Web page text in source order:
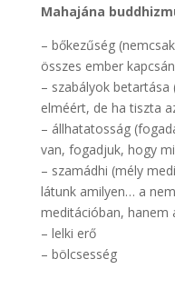
Mahajána
– bőkezűség
összes ember
– szabályok
elméért, de ha tiszta
– állhatatosság
van, fogadjuk, hogy
– szamádhi (mély
látunk amilyen… a
meditációban, hanem
– lelki erő
– bölcsesség